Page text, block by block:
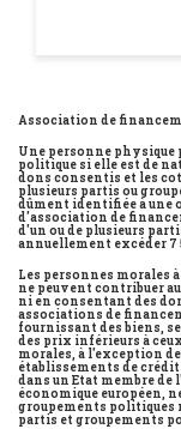
Association de
Une personne physique
politique si elle est de
dons consentis et les
plusieurs partis ou
dûment identifiée à une
d'association de
d'un ou de plusieurs
annuellement excéder 7
Les personnes morales
ne peuvent contribuer
ni en consentant des
associations de
fournissant des biens,
des prix inférieurs à
morales, à l'exception
établissements de
dans un Etat membre de
économique européen,
groupements politiques
partis et groupements